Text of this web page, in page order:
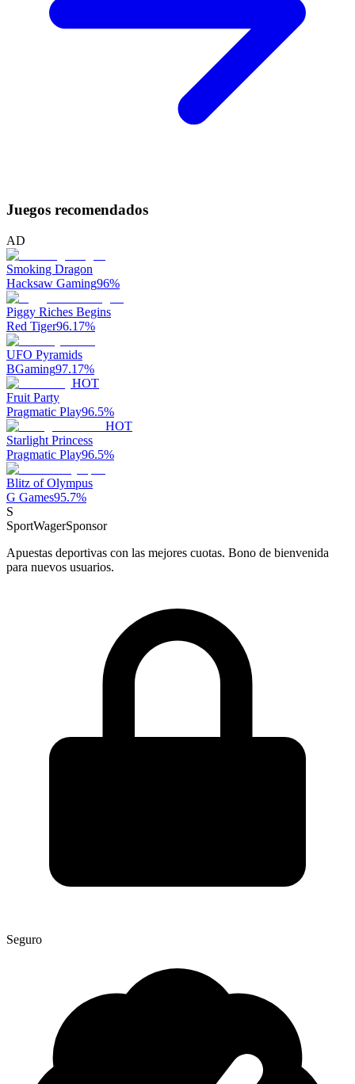
Juegos recomendados
AD
Smoking Dragon
Hacksaw Gaming96%
Piggy Riches Begins
Red Tiger96.17%
UFO Pyramids
BGaming97.17%
HOT
Fruit Party
Pragmatic Play96.5%
HOT
Starlight Princess
Pragmatic Play96.5%
Blitz of Olympus
G Games95.7%
S
SportWagerSponsor
Apuestas deportivas con las mejores cuotas. Bono de bienvenida
para nuevos usuarios.
Seguro